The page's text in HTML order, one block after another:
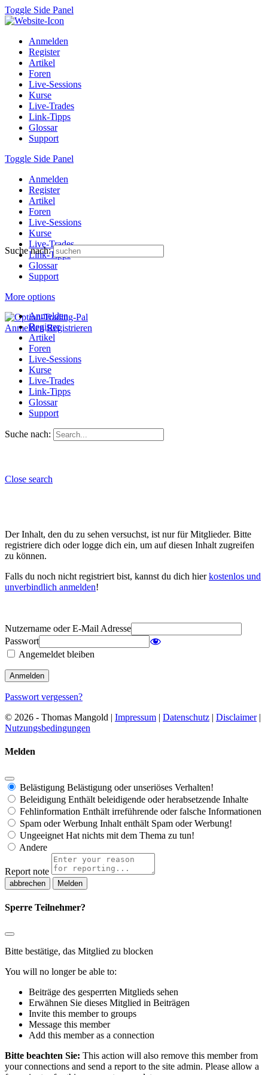
Toggle Side Panel
Anmelden
Register
Artikel
Foren
Live-Sessions
Kurse
Live-Trades
Link-Tipps
Glossar
Support
Toggle Side Panel
Anmelden
Register
Artikel
Foren
Live-Sessions
Kurse
Live-Trades
Link-Tipps
Glossar
Support
More options
Anmelden Registrieren
Suche nach:
Anmelden
Register
Artikel
Foren
Live-Sessions
Kurse
Live-Trades
Link-Tipps
Glossar
Support
Suche nach:
Close search
Der Inhalt, den du zu sehen versuchst, ist nur für Mitglieder. Bitte
registriere dich oder logge dich ein, um auf diesen Inhalt zugreifen
zu können.
Falls du noch nicht registriert bist, kannst du dich hierkostenlos und
unverbindlich anmelden!
Nutzername oder E-Mail Adresse
Passwort
Angemeldet bleiben
Passwort vergessen?
© 2026 - Thomas Mangold | Impressum | Datenschutz | Disclaimer|
Nutzungsbedingungen
Melden
Belästigung Belästigung oder unseriöses Verhalten!
Beleidigung Enthält beleidigende oder herabsetzende Inhalte
Fehlinformation Enthält irreführende oder falsche Informationen
Spam oder Werbung Inhalt enthält Spam oder Werbung!
Ungeeignet Hat nichts mit dem Thema zu tun!
Andere
Report note
Melden
Sperre Teilnehmer?
Bitte bestätige, das Mitglied zu blocken
You will no longer be able to:
Beiträge des gesperrten Mitglieds sehen
Erwähnen Sie dieses Mitglied in Beiträgen
Invite this member to groups
Message this member
Add this member as a connection
Bitte beachten Sie: This action will also remove this member from
your connections and send a report to the site admin. Please allow a